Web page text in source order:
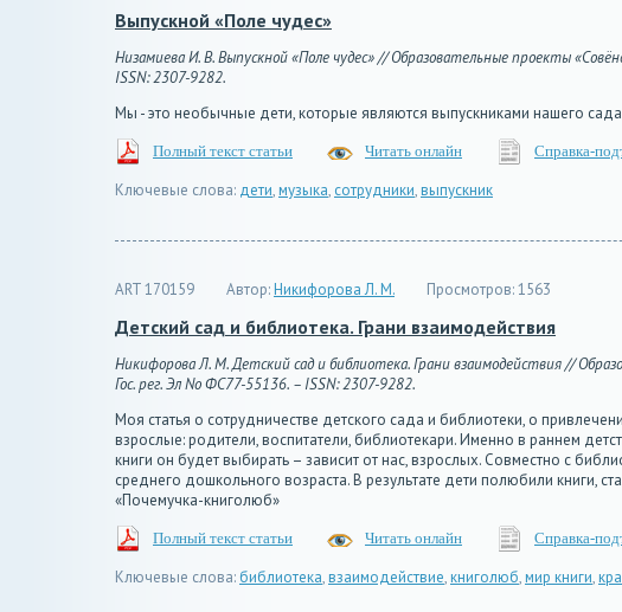
Выпускной «Поле чудес»
Низамиева И. В. Выпускной «Поле чудес» // Образовательные проекты
ISSN: 2307-9282.
Мы - это необычные дети, которые являются выпускниками нашего сада
Полный текст статьи Читать онлайн Справка-
Ключевые слова: дети,музыка, сотрудники,выпускник
ART 170159 Автор:Никифорова Л. М. Просмотров:1563
Детский сад и библиотека. Грани взаимодействия
Никифорова Л. М. Детский сад и библиотека. Грани взаимодействия //
Гос. рег. Эл No ФС77-55136. – ISSN: 2307-9282.
Моя статья о сотрудничестве детского сада и библиотеки, о
взрослые: родители, воспитатели, библиотекари. Именно в раннем
книги он будет выбирать – зависит от нас, взрослых. Совместно с
среднего дошкольного возраста. В результате дети полюбили книги,
«Почемучка-книголюб»
Полный текст статьи Читать онлайн Справка-
Ключевые слова:библиотека,взаимодействие,книголюб,мир книги,